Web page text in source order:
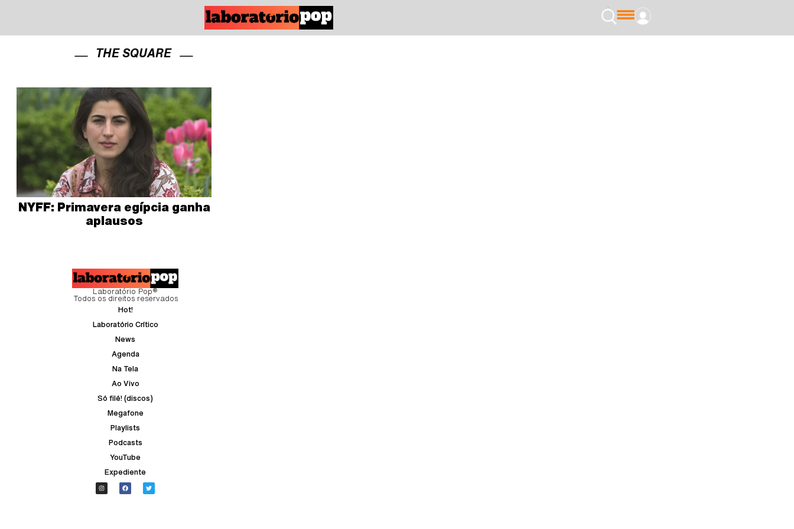
THE SQUARE
NYFF: Primavera egípcia ganha
aplausos
Laboratório Pop®
Todos os direitos reservados
Hot!
Laboratório Crítico
News
Agenda
Na Tela
Ao Vivo
Só filé! (discos)
Megafone
Playlists
Podcasts
YouTube
Expediente